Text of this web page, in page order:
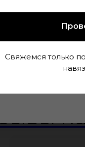
Вам высветится
его при
Свяжемся только